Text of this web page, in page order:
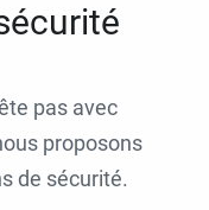
pas avec
proposons
de sécurité.